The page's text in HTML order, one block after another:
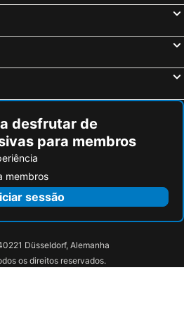
Chersonissos, Creta Hotéis
desfrutar de
para membros
membros
sessão
Düsseldorf, Alemanha
os direitos reservados.